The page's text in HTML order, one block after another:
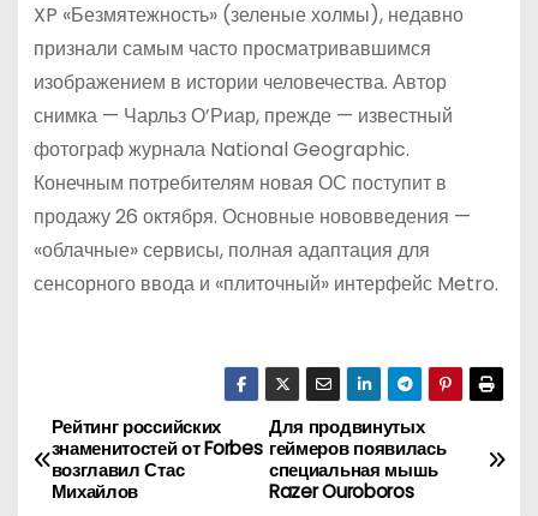
XP «Безмятежность» (зеленые холмы), недавно
признали самым часто просматривавшимся
изображением в истории человечества. Автор
снимка — Чарльз О’Риар, прежде — известный
фотограф журнала National Geographic.
Конечным потребителям новая ОС поступит в
продажу 26 октября. Основные нововведения —
«облачные» сервисы, полная адаптация для
сенсорного ввода и «плиточный» интерфейс Metro.
Н
а
Для продвинутых
геймеров появилась
специальная мышь
Razer Ouroboros
Рейтинг российских
знаменитостей от Forbes
возглавил Стас
Михайлов